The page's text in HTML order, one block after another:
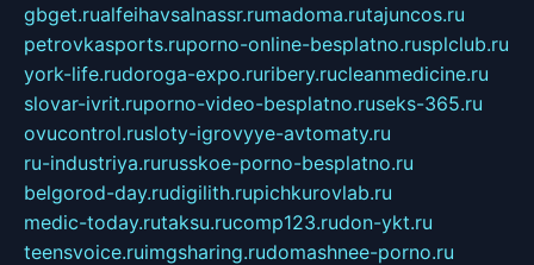
gbget.rualfeihavsalnassr.rumadoma.rutajuncos.ru
petrovkasports.ruporno-online-besplatno.rusplclub.ru
york-life.rudoroga-expo.ruribery.rucleanmedicine.ru
slovar-ivrit.ruporno-video-besplatno.ruseks-365.ru
ovucontrol.rusloty-igrovyye-avtomaty.ru
ru-industriya.rurusskoe-porno-besplatno.ru
belgorod-day.rudigilith.rupichkurovlab.ru
medic-today.rutaksu.rucomp123.rudon-ykt.ru
teensvoice.ruimgsharing.rudomashnee-porno.ru